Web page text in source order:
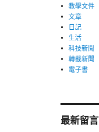
教學文件
文章
日記
生活
科技新聞
轉載新聞
電子書
最新留言